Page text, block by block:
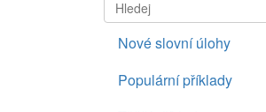
Nové slovní úlohy
Populární příklady